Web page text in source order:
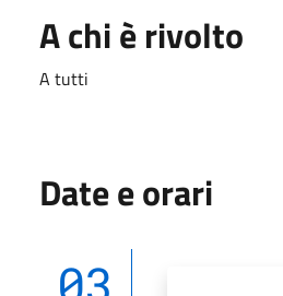
A chi è rivolto
A tutti
Date e orari